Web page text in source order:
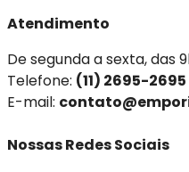
Atendimento
De segunda a sexta, das
Telefone: (11) 2695-2695
E-mail:
Nossas Redes Sociais